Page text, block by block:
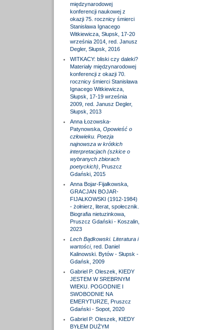
międzynarodowej
konferencji naukowej z
okazji 75. rocznicy śmierci
Stanisława Ignacego
Witkiewicza, Słupsk, 17-20
września 2014, red. Janusz
Degler, Słupsk, 2016
WITKACY: bliski czy daleki?
Materiały międzynarodowej
konferencji z okazji 70.
rocznicy śmierci Stanisława
Ignacego Witkiewicza,
Słupsk, 17-19 września
2009, red. Janusz Degler,
Słupsk, 2013
Anna Łozowska-
Patynowska, Opowieść o
człowieku. Poezja
najnowsza w krótkich
interpretacjach (szkice o
wybranych zbiorach
poetyckich) , Pruszcz
Gdański, 2015
Anna Bojar-Fijałkowska,
GRACJAN BOJAR-
FIJAŁKOWSKI (1912-1984)
- żołnierz, literat, społecznik.
Biografia nietuzinkowa,
Pruszcz Gdański - Koszalin,
2023
Lech Bądkowski. Literatura i
wartości, red. Daniel
Kalinowski. Bytów - Słupsk -
Gdańsk, 2009
Gabriel P. Oleszek, KIEDY
JESTEM W SREBRNYM
WIEKU. POGODNIE I
SWOBODNIE NA
EMERYTURZE, Pruszcz
Gdański - Sopot, 2020
Gabriel P. Oleszek, KIEDY
BYŁEM DUŻYM